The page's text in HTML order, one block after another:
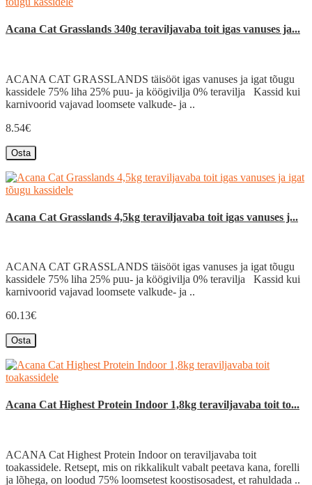
Acana Cat Grasslands 340g teraviljavaba toit igas vanuses ja...
ACANA CAT GRASSLANDS täisööt igas vanuses ja igat tõugu
kassidele 75% liha 25% puu- ja köögivilja 0% teravilja Kassid kui
karnivoorid vajavad loomsete valkude- ja ..
8.54€
Osta
Acana Cat Grasslands 4,5kg teraviljavaba toit igas vanuses j...
ACANA CAT GRASSLANDS täisööt igas vanuses ja igat tõugu
kassidele 75% liha 25% puu- ja köögivilja 0% teravilja Kassid kui
karnivoorid vajavad loomsete valkude- ja ..
60.13€
Osta
Acana Cat Highest Protein Indoor 1,8kg teraviljavaba toit to...
ACANA Cat Highest Protein Indoor on teraviljavaba toit
toakassidele. Retsept, mis on rikkalikult vabalt peetava kana, forelli
ja lõhega, on loodud 75% loomsetest koostisosadest, et rahuldada ..